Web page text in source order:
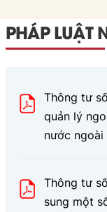
PHÁP LUẬT
Thông tư
quản lý
nước ngoài
Thông tư
sung một